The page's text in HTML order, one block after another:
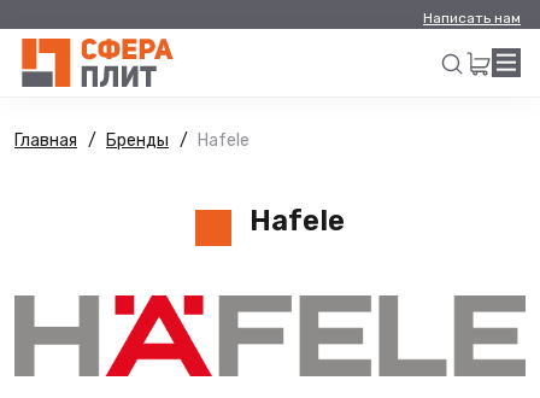
Написать нам
Главная Бренды Hafele
Hafele